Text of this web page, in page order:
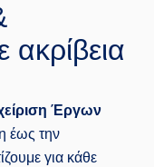
ακρίβεια
Έργων
έως την
για κάθε